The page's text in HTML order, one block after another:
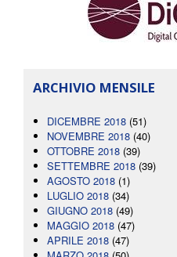
ARCHIVIO MENSILE
DICEMBRE 2018 (51)
NOVEMBRE 2018 (40)
OTTOBRE 2018 (39)
SETTEMBRE 2018 (39)
AGOSTO 2018 (1)
LUGLIO 2018 (34)
GIUGNO 2018 (49)
MAGGIO 2018 (47)
APRILE 2018 (47)